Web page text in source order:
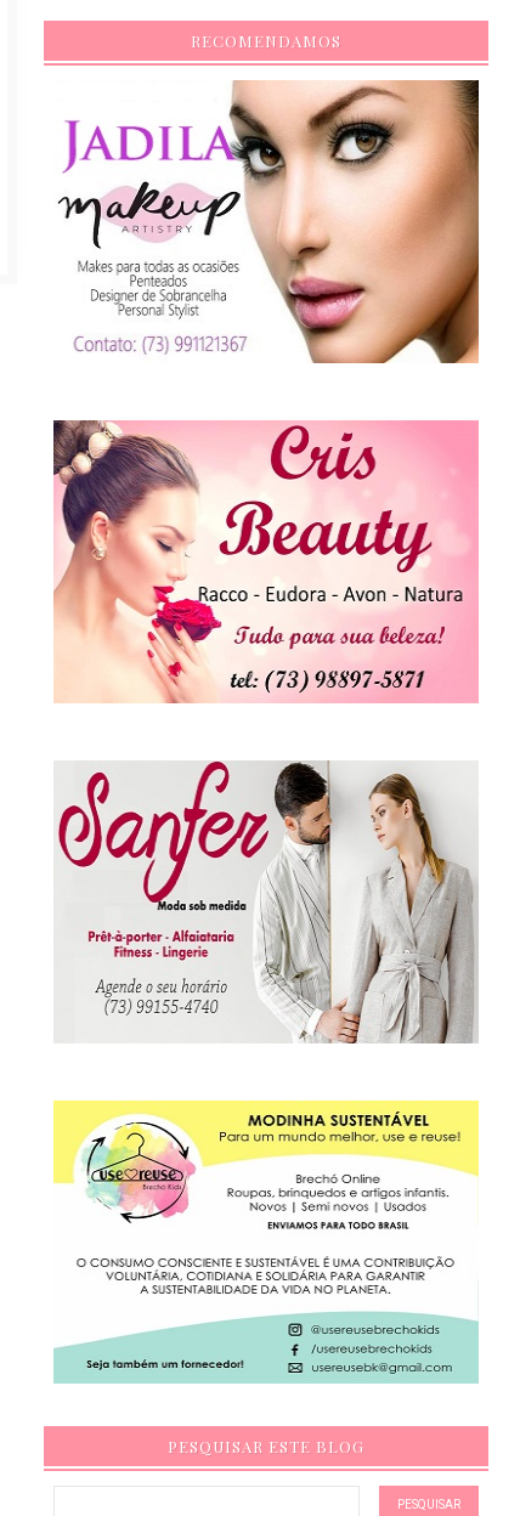
RECOMENDAMOS
PESQUISAR ESTE BLOG